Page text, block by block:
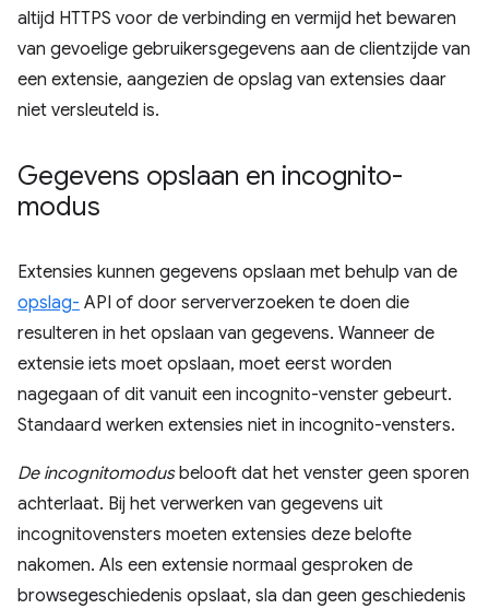
altijd HTTPS voor de verbinding en vermijd het bewaren
van gevoelige gebruikersgegevens aan de clientzijde van
een extensie, aangezien de opslag van extensies daar
niet versleuteld is.
Gegevens opslaan en incognito-
modus
Extensies kunnen gegevens opslaan met behulp van de
opslag- API of door serververzoeken te doen die
resulteren in het opslaan van gegevens. Wanneer de
extensie iets moet opslaan, moet eerst worden
nagegaan of dit vanuit een incognito-venster gebeurt.
Standaard werken extensies niet in incognito-vensters.
De incognitomodusbelooft dat het venster geen sporen
achterlaat. Bij het verwerken van gegevens uit
incognitovensters moeten extensies deze belofte
nakomen. Als een extensie normaal gesproken de
browsegeschiedenis opslaat, sla dan geen geschiedenis